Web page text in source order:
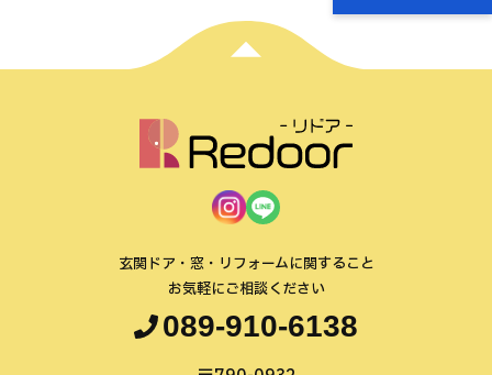
玄関ドア・窓・リフォームに関すること
お気軽にご相談ください
089-910-6138